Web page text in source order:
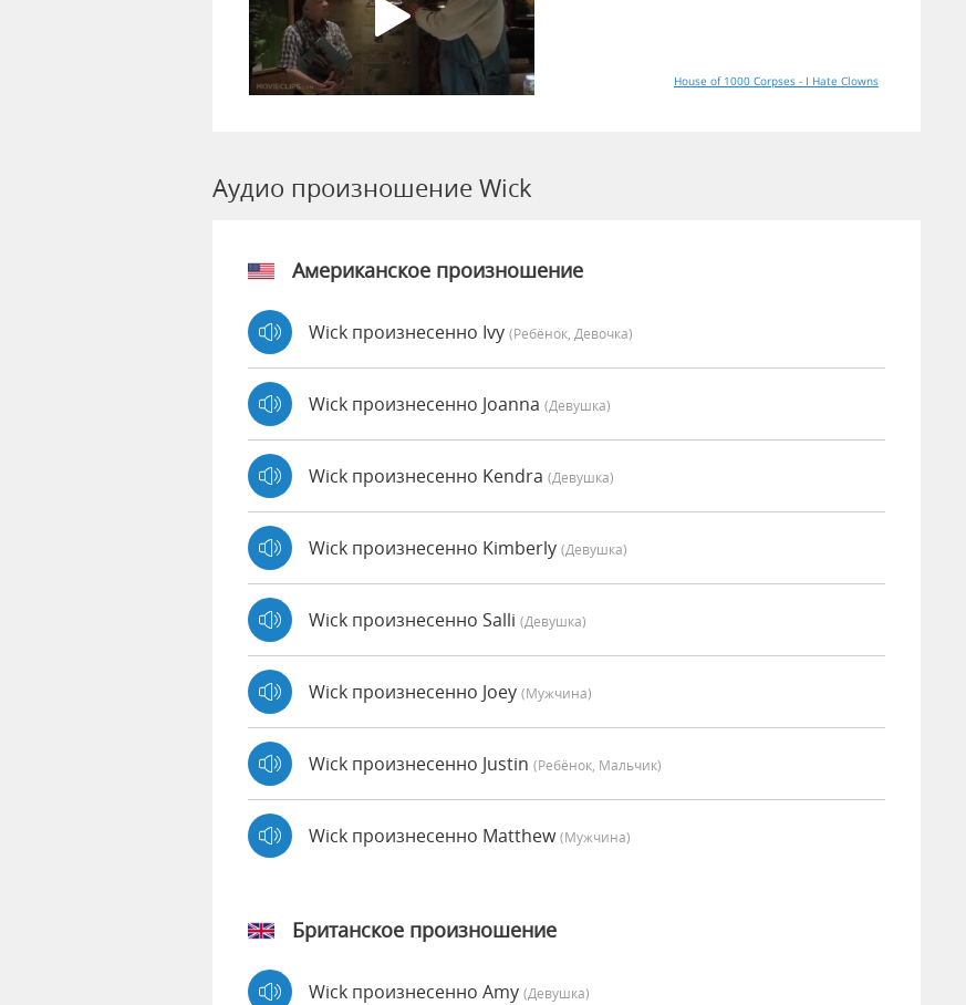
House of 1000 Corpses - I Hate Clowns
Аудио произношение Wick
Американское произношение
Wick произнесенно Ivy (Ребёнок, Девочка)
Wick произнесенно Joanna (девушка)
Wick произнесенно Kendra (девушка)
Wick произнесенно Kimberly (девушка)
Wick произнесенно Salli (девушка)
Wick произнесенно Joey (мужчина)
Wick произнесенно Justin (Ребёнок, Мальчик)
Wick произнесенно Matthew(мужчина)
Британское произношение
Wick произнесенно Amy (девушка)